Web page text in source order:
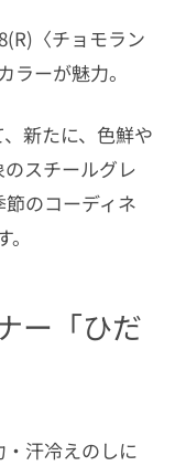
〈チョモラン
ラーが魅力。
新たに、色鮮や
スチールグレ
のコーディネ
ー「ひだ
汗冷えのしに